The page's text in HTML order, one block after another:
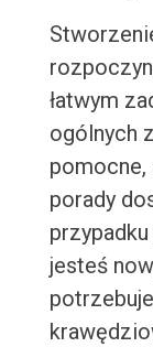
łatwym
ogólnych
porady
jesteś